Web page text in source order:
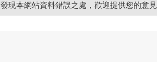
發現本網站資料錯誤之處，歡迎提供您的意見